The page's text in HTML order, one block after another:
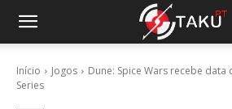
Início Jogos
Dune: Spice Wars recebe
Series